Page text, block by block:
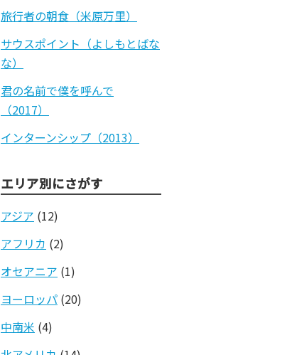
旅行者の朝食（米原万里）
サウスポイント（よしもとばな
な）
君の名前で僕を呼んで
（2017）
インターンシップ（2013）
エリア別にさがす
アジア (12)
アフリカ (2)
オセアニア (1)
ヨーロッパ (20)
中南米 (4)